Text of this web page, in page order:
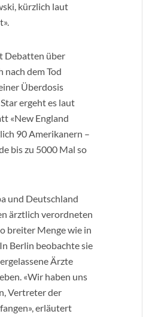
kürzlich laut
Debatten über
dem Tod
Überdosis
ergeht es laut
«New England
90 Amerikanern –
bis zu 5000 Mal so
und Deutschland
ärztlich verordneten
breiter Menge wie in
Berlin beobachte sie
Ärzte
«Wir haben uns
Vertreter der
erläutert